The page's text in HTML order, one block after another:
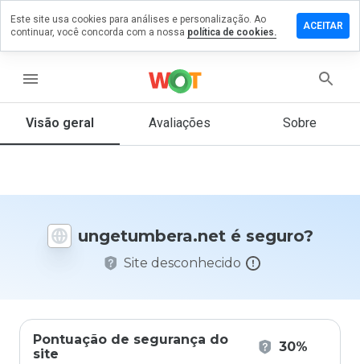
menu
Visão geral Avaliações Sobre
ungetumbera.net é seguro?
Site desconhecido
Pontuação de segurança do
site
30%
um
em
De 1
nota
Este site usa cookies para análises e personalização. Ao
continuar, você concorda com a nossa política de cookies.
ACEITAR